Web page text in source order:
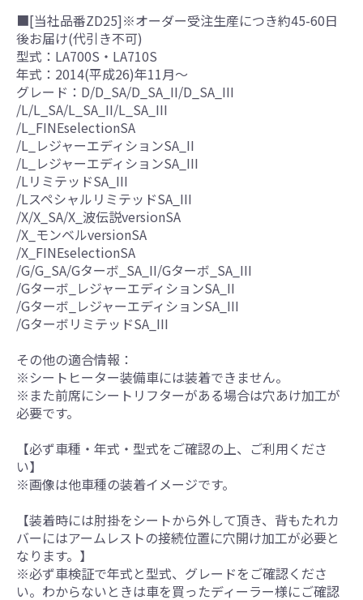
■[当社品番ZD25]※オーダー受注生産につき約45-60日
後お届け(代引き不可)
型式：LA700S・LA710S
年式：2014(平成26)年11月～
グレード：D/D_SA/D_SA_II/D_SA_III
/L/L_SA/L_SA_II/L_SA_III
/L_FINEselectionSA
/L_レジャーエディションSA_II
/L_レジャーエディションSA_III
/LリミテッドSA_III
/LスペシャルリミテッドSA_III
/X/X_SA/X_波伝説versionSA
/X_モンベルversionSA
/X_FINEselectionSA
/G/G_SA/Gターボ_SA_II/Gターボ_SA_III
/Gターボ_レジャーエディションSA_II
/Gターボ_レジャーエディションSA_III
/GターボリミテッドSA_III
その他の適合情報：
※シートヒーター装備車には装着できません。
※また前席にシートリフターがある場合は穴あけ加工が
必要です。
【必ず車種・年式・型式をご確認の上、ご利用くださ
い】
※画像は他車種の装着イメージです。
【装着時には肘掛をシートから外して頂き、背もたれカ
バーにはアームレストの接続位置に穴開け加工が必要と
なります。】
※必ず車検証で年式と型式、グレードをご確認くださ
い。わからないときは車を買ったディーラー様にご確認